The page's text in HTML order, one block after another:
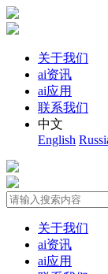
关于我们
ai资讯
ai应用
联系我们
中文
English
关于我们
ai资讯
ai应用